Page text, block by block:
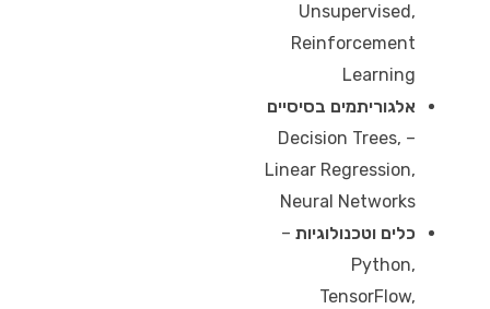
Unsupervised,
Reinforcement
Learning
אלגוריתמים בסיסיים
– Decision Trees,
Linear Regression,
Neural Networks
כלים וטכנולוגיות –
Python,
TensorFlow,